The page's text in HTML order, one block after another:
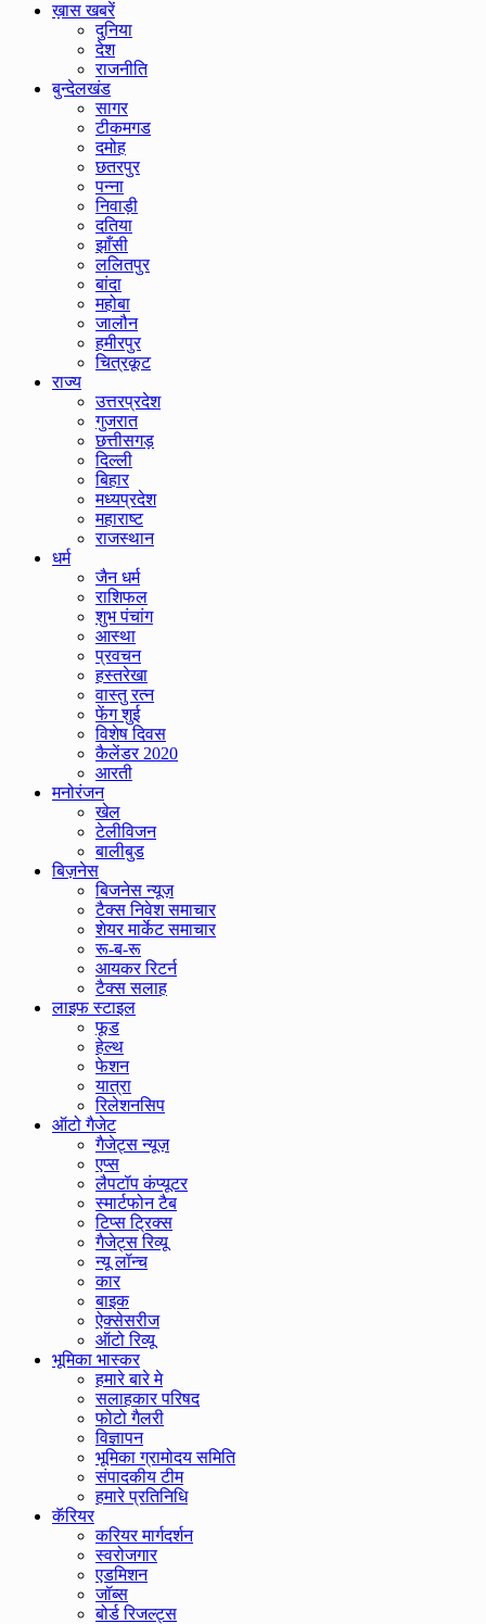
ख़ास खबरें
दुनिया
देश
राजनीति
बुन्देलखंड
सागर
टीकमगड
दमोह
छतरपुर
पन्ना
निवाड़ी
दतिया
झाँसी
ललितपुर
बांदा
महोबा
जालौन
हमीरपुर
चित्रकूट
राज्य
उत्तरप्रदेश
गुजरात
छत्तीसगड़
दिल्ली
बिहार
मध्यप्रदेश
महाराष्ट
राजस्थान
धर्म
जैन धर्म
राशिफल
शुभ पंचांग
आस्था
प्रवचन
हस्तरेखा
वास्तु रत्न
फेंग शुई
विशेष दिवस
कैलेंडर 2020
आरती
मनोरंजन
खेल
टेलीविजन
बालीबुड
बिज़नेस
बिजनेस न्यूज़
टैक्स निवेश समाचार
शेयर मार्केट समाचार
रू-ब-रू
आयकर रिटर्न
टैक्स सलाह
लाइफ स्टाइल
फूड
हेल्थ
फेशन
यात्रा
रिलेशनसिप
ऑटो गैजेट
गैजेट्स न्यूज़
एप्स
लैपटॉप कंप्यूटर
स्मार्टफोन टैब
टिप्स ट्रिक्स
गैजेट्स रिव्यू
न्यू लॉन्च
कार
बाइक
ऐक्सेसरीज
ऑटो रिव्यू
भूमिका भास्कर
हमारे बारे मे
सलाहकार परिषद
फोटो गैलरी
विज्ञापन
भूमिका ग्रामोदय समिति
संपादकीय टीम
हमारे प्रतिनिधि
कॅरियर
करियर मार्गदर्शन
स्वरोजगार
एडमिशन
जॉब्स
बोर्ड रिजल्ट्स